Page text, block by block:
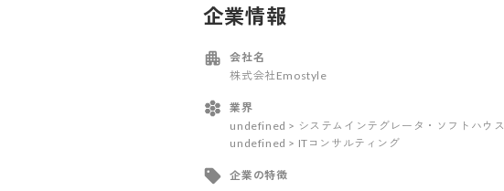
企業情報
会社名
株式会社Emostyle
業界
undefined > システムインテグレータ・ソフトハウス
undefined > ITコンサルティング
企業の特徴